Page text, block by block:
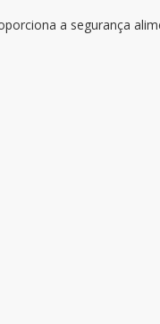
a segurança